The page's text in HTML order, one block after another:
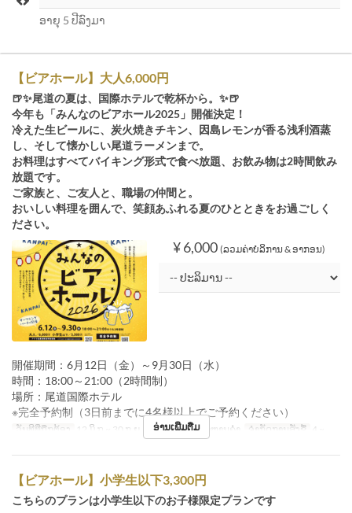
ອາຍຸ 5 ປີລົງມາ
【ビアホール】大人6,000円
🍺✨尾道の夏は、国際ホテルで乾杯から。✨🍺
今年も「みんなのビアホール2025」開催決定！
冷えた生ビールに、炭火焼きチキン、因島レモンが香る浅利酒蒸
し、そして懐かしい尾道ラーメンまで。
お料理はすべてバイキング形式で食べ放題、お飲み物は2時間飲み
放題です。
ご家族と、ご友人と、職場の仲間と。
おいしい料理を囲んで、笑顔あふれる夏のひとときをお過ごしく
ださい。
¥ 6,000 (ລວມຄ່າບໍລິການ & ອາກອນ)
開催期間：6月12日（金）～9月30日（水）
時間：18:00～21:00（2時間制）
場所：尾道国際ホテル
※完全予約制（3日前までに4名様以上でご予約ください）
ວັນທີທີ່ຖືກຕ້ອງ 12 ມິ.ຖ ~ 30 ກ.ຍ ຄາບອາຫານ ອາຫານຄ່ຳ ຈຳກັດການສັ່ງຊື້ 4 ~
ອ່ານເພີ່ມຕື່ມ
【ビアホール】小学生以下3,300円
こちらのプランは小学生以下のお子様限定プランです